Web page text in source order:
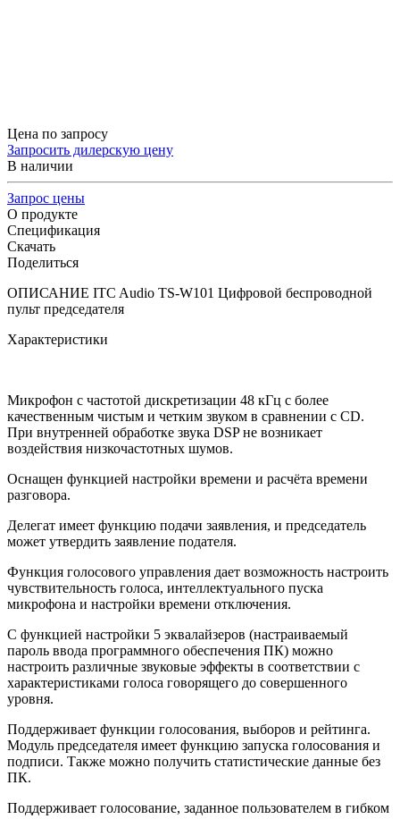
Цена по запросу
Запросить дилерскую цену
В наличии
Запрос цены
О продукте
Спецификация
Скачать
Поделиться
ОПИСАНИЕ ITC Audio TS-W101 Цифровой беспроводной
пульт председателя
Характеристики
Микрофон с частотой дискретизации 48 кГц с более
качественным чистым и четким звуком в сравнении с CD.
При внутренней обработке звука DSP не возникает
воздействия низкочастотных шумов.
Оснащен функцией настройки времени и расчёта времени
разговора.
Делегат имеет функцию подачи заявления, и председатель
может утвердить заявление подателя.
Функция голосового управления дает возможность настроить
чувствительность голоса, интеллектуального пуска
микрофона и настройки времени отключения.
С функцией настройки 5 эквалайзеров (настраиваемый
пароль ввода программного обеспечения ПК) можно
настроить различные звуковые эффекты в соответствии с
характеристиками голоса говорящего до совершенного
уровня.
Поддерживает функции голосования, выборов и рейтинга.
Модуль председателя имеет функцию запуска голосования и
подписи. Также можно получить статистические данные без
ПК.
Поддерживает голосование, заданное пользователем в гибком